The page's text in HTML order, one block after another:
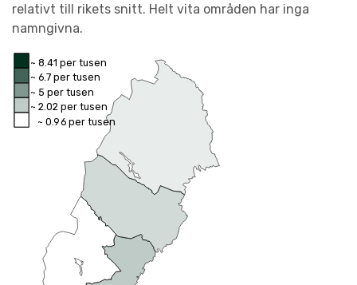
relativt till rikets snitt. Helt vita områden har inga
namngivna.
~ 8.41 per tusen
~ 6.7 per tusen
~ 5 per tusen
~ 2.02 per tusen
~ 0.96 per tusen